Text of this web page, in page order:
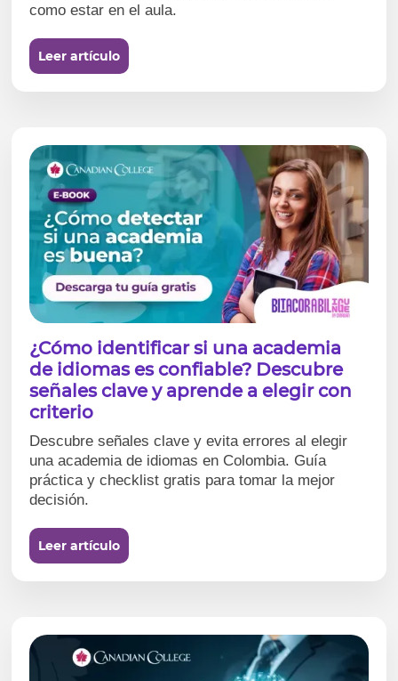
como estar en el aula.
Leer artículo
¿Cómo identificar si una academia
de idiomas es confiable? Descubre
señales clave y aprende a elegir con
criterio
Descubre señales clave y evita errores al elegir
una academia de idiomas en Colombia. Guía
práctica y checklist gratis para tomar la mejor
decisión.
Leer artículo